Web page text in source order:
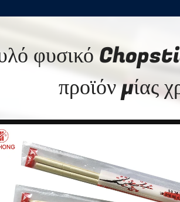
φυσικό
προϊόν μίας